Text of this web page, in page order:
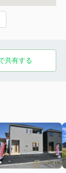
共有する